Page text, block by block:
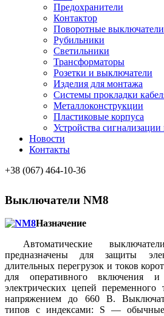
Предохранители
Контактор
Поворотные выключатели
Рубильники
Светильники
Трансформаторы
Розетки и выключатели
Изделия для монтажа
Системы прокладки
Металлоконcтрукции
Пластиковые корпуса
Устройства
Новости
Контакты
+38 (067) 464-10-36
Выключатели NM8
Назначение
Автоматические
предназначены для защиты
длительных перегрузок и токов
для оперативного включения и
электрических цепей
напряжением до 660 В.
типов с индексами: S —